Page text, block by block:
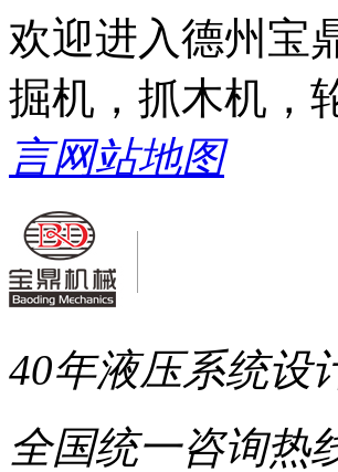
欢迎进入德州宝
掘机，抓木机，
言网站地图
40年液压系统设
全国统一咨询热